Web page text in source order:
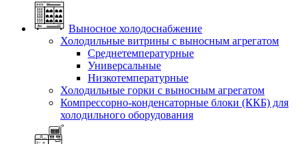
Выносное холодоснабжение
Холодильные витрины с выносным агрегатом
Среднетемпературные
Универсальные
Низкотемпературные
Холодильные горки с выносным агрегатом
Компрессорно-конденсаторные блоки (ККБ) для
холодильного оборудования